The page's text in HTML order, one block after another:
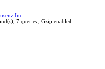
Inc.
7 queries , Gzip enabled